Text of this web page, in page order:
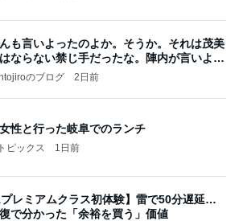
も言いよったのよか。そうか。それは茂美
ならない禁じ手だったな。陣内が言いよる
のブログ 2日前
性と行った岐阜でのランチ
ピックス 1日前
プレミアムクラス初体験】雷で50分遅延…
で分かった「余裕を買う」価値